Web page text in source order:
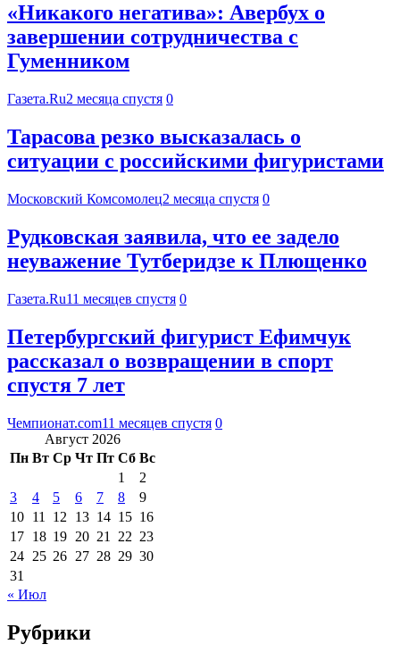
«Никакого негатива»: Авербух о
завершении сотрудничества с
Гуменником
Газета.Ru2 месяца спустя 0
Тарасова резко высказалась о
ситуации с российскими фигуристами
Московский Комсомолец2 месяца спустя 0
Рудковская заявила, что ее задело
неуважение Тутберидзе к Плющенко
Газета.Ru11 месяцев спустя 0
Петербургский фигурист Ефимчук
рассказал о возвращении в спорт
спустя 7 лет
Чемпионат.com11 месяцев спустя 0
Август 2026
Пн Вт Ср Чт Пт Сб Вс
1
2
3
4 5 6 7 8
9
10 11 12 13 14 15 16
17 18 19 20 21 22 23
24 25 26 27 28 29 30
31
« Июл
Рубрики